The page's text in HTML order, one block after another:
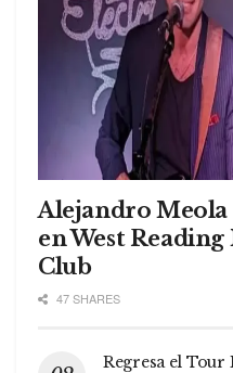
Alejandro Meola
en West
Club
47 SHARES
Regresa el